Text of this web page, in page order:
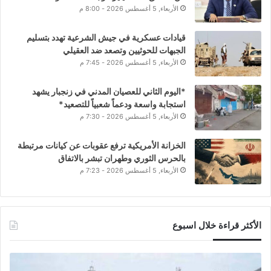
الأربعاء, 5 أغسطس 2026 - 8:00 م
قيادات عسكرية في جيش الشرعية تهدد بتسليم
الجبهات للحوثيين وتصعد ضد العقيلي
الأربعاء, 5 أغسطس 2026 - 7:45 م
*اليوم الثاني للعصيان المدني في زنجبار يشهد
استجابة واسعة ودعماً شعبياً للتصعيد*
الأربعاء, 5 أغسطس 2026 - 7:30 م
الخزانة الأمريكية ترفع عقوبات عن كيانات مرتبطة
بالحرس الثوري وطهران تبشر بالاتفاق
الأربعاء, 5 أغسطس 2026 - 7:23 م
الأكثر قراءة خلال اسبوع